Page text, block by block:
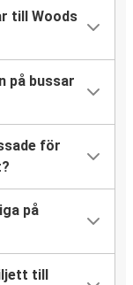
till Woods
på bussar
för
på
till